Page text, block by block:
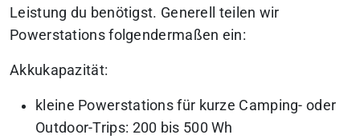
Leistung du benötigst. Generell teilen wir
Powerstations folgendermaßen ein:
Akkukapazität:
kleine Powerstations für kurze Camping- oder
Outdoor-Trips: 200 bis 500 Wh